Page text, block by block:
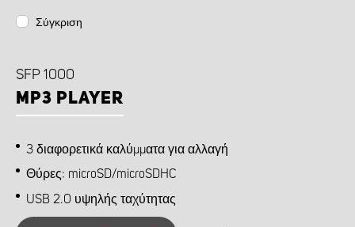
Σύγκριση
SFP 1000
MP3 PLAYER
3 διαφορετικά καλύμματα για αλλαγή
Θύρες: microSD/microSDHC
USB 2.0 υψηλής ταχύτητας